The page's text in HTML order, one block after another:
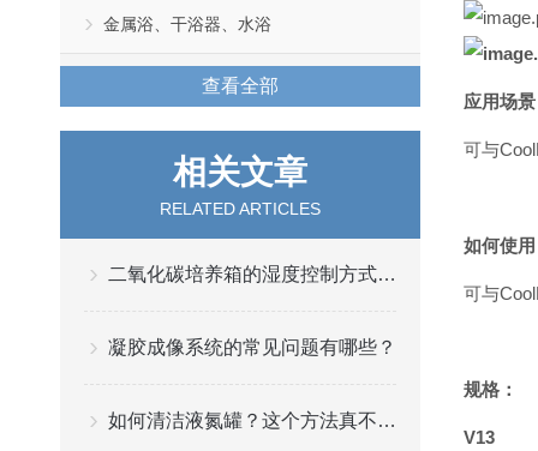
金属浴、干浴器、水浴
查看全部
相关文章
RELATED ARTICLES
二氧化碳培养箱的湿度控制方式有哪些
凝胶成像系统的常见问题有哪些？
如何清洁液氮罐？这个方法真不错！
应用场
可与
如何使
可与
规格：
V13